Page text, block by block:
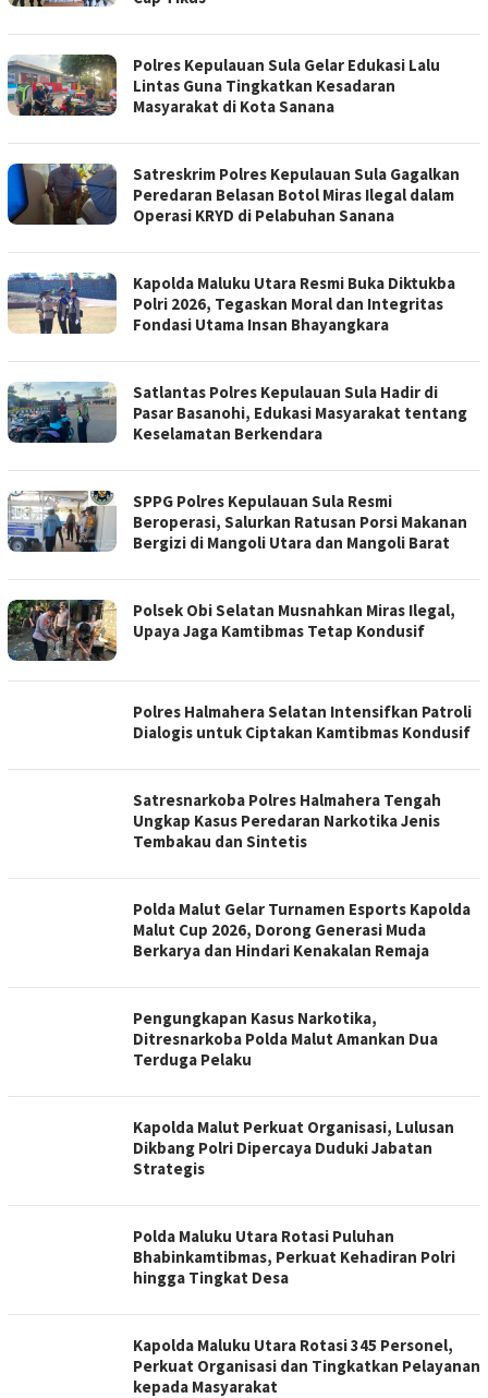
Polres Kepulauan Sula Gelar Edukasi Lalu
Lintas Guna Tingkatkan Kesadaran
Masyarakat di Kota Sanana
Satreskrim Polres Kepulauan Sula Gagalkan
Peredaran Belasan Botol Miras Ilegal dalam
Operasi KRYD di Pelabuhan Sanana
Kapolda Maluku Utara Resmi Buka Diktukba
Polri 2026, Tegaskan Moral dan Integritas
Fondasi Utama Insan Bhayangkara
Satlantas Polres Kepulauan Sula Hadir di
Pasar Basanohi, Edukasi Masyarakat tentang
Keselamatan Berkendara
SPPG Polres Kepulauan Sula Resmi
Beroperasi, Salurkan Ratusan Porsi Makanan
Bergizi di Mangoli Utara dan Mangoli Barat
Polsek Obi Selatan Musnahkan Miras Ilegal,
Upaya Jaga Kamtibmas Tetap Kondusif
Polres Halmahera Selatan Intensifkan Patroli
Dialogis untuk Ciptakan Kamtibmas Kondusif
Satresnarkoba Polres Halmahera Tengah
Ungkap Kasus Peredaran Narkotika Jenis
Tembakau dan Sintetis
Polda Malut Gelar Turnamen Esports Kapolda
Malut Cup 2026, Dorong Generasi Muda
Berkarya dan Hindari Kenakalan Remaja
Pengungkapan Kasus Narkotika,
Ditresnarkoba Polda Malut Amankan Dua
Terduga Pelaku
Kapolda Malut Perkuat Organisasi, Lulusan
Dikbang Polri Dipercaya Duduki Jabatan
Strategis
Polda Maluku Utara Rotasi Puluhan
Bhabinkamtibmas, Perkuat Kehadiran Polri
hingga Tingkat Desa
Kapolda Maluku Utara Rotasi 345 Personel,
Perkuat Organisasi dan Tingkatkan Pelayanan
kepada Masyarakat